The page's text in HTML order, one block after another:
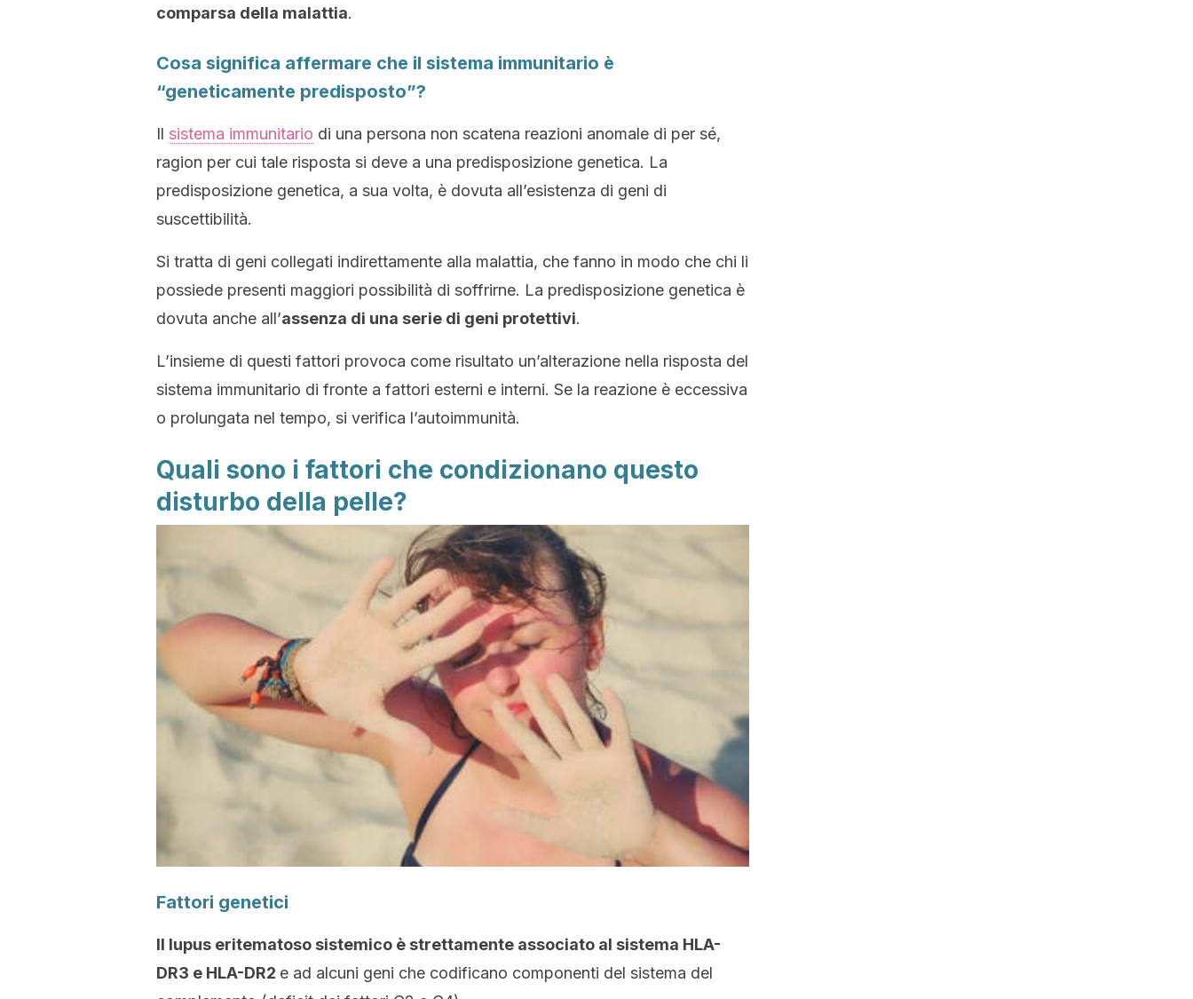
comparsa della malattia.
Cosa significa affermare che il sistema immunitario è
“geneticamente predisposto”?
Il sistema immunitario di una persona non scatena reazioni anomale di per sé,
ragion per cui tale risposta si deve a una predisposizione genetica. La
predisposizione genetica, a sua volta, è dovuta all’esistenza di geni di
suscettibilità.
Si tratta di geni collegati indirettamente alla malattia, che fanno in modo che chi li
possiede presenti maggiori possibilità di soffrirne. La predisposizione genetica è
dovuta anche all’assenza di una serie di geni protettivi.
L’insieme di questi fattori provoca come risultato un’alterazione nella risposta del
sistema immunitario di fronte a fattori esterni e interni. Se la reazione è eccessiva
o prolungata nel tempo, si verifica l’autoimmunità.
Quali sono i fattori che condizionano questo
disturbo della pelle?
Fattori genetici
Il lupus eritematoso sistemico è strettamente associato al sistema HLA-
DR3 e HLA-DR2 e ad alcuni geni che codificano componenti del sistema del